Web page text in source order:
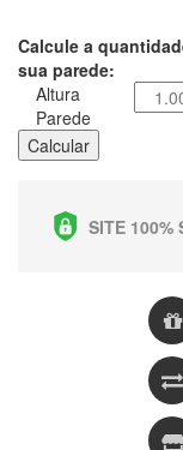
Calcule a
sua parede:
Altura
Parede
Calcular
SITE 100%